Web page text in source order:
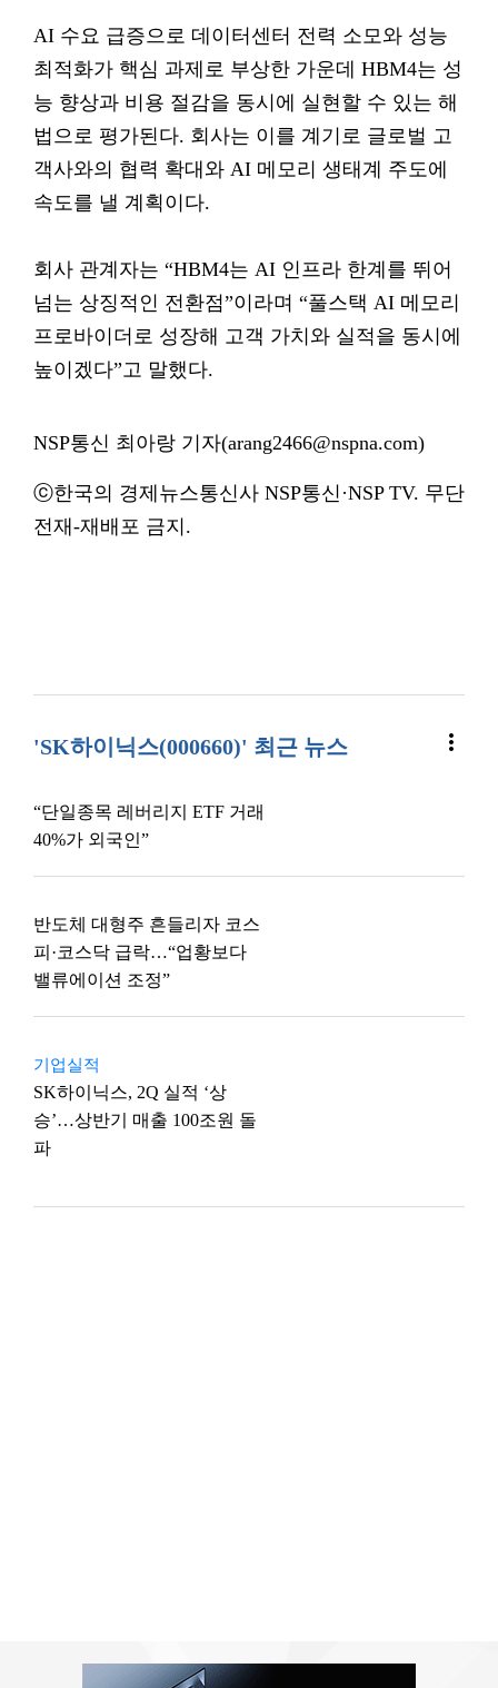
AI 수요 급증으로 데이터센터 전력 소모와 성능
최적화가 핵심 과제로 부상한 가운데 HBM4는 성
능 향상과 비용 절감을 동시에 실현할 수 있는 해
법으로 평가된다. 회사는 이를 계기로 글로벌 고
객사와의 협력 확대와 AI 메모리 생태계 주도에
속도를 낼 계획이다.
회사 관계자는 “HBM4는 AI 인프라 한계를 뛰어
넘는 상징적인 전환점”이라며 “풀스택 AI 메모리
프로바이더로 성장해 고객 가치와 실적을 동시에
높이겠다”고 말했다.
NSP통신 최아랑 기자(arang2466@nspna.com)
ⓒ한국의 경제뉴스통신사 NSP통신·NSP TV. 무단
전재-재배포 금지.
'SK하이닉스(000660)' 최근 뉴스 more_vert
“단일종목 레버리지 ETF 거래
40%가 외국인”
반도체 대형주 흔들리자 코스
피·코스닥 급락…“업황보다
밸류에이션 조정”
기업실적
SK하이닉스, 2Q 실적 ‘상
승’…상반기 매출 100조원 돌
파